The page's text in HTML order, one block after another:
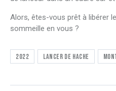
Alors, êtes-vous prêt à libérer
sommeille en vous ?
2022 Lancer de hache